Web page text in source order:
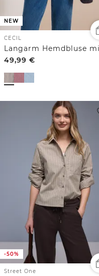
NEW
CECIL
49,99 €
-50%
Street One